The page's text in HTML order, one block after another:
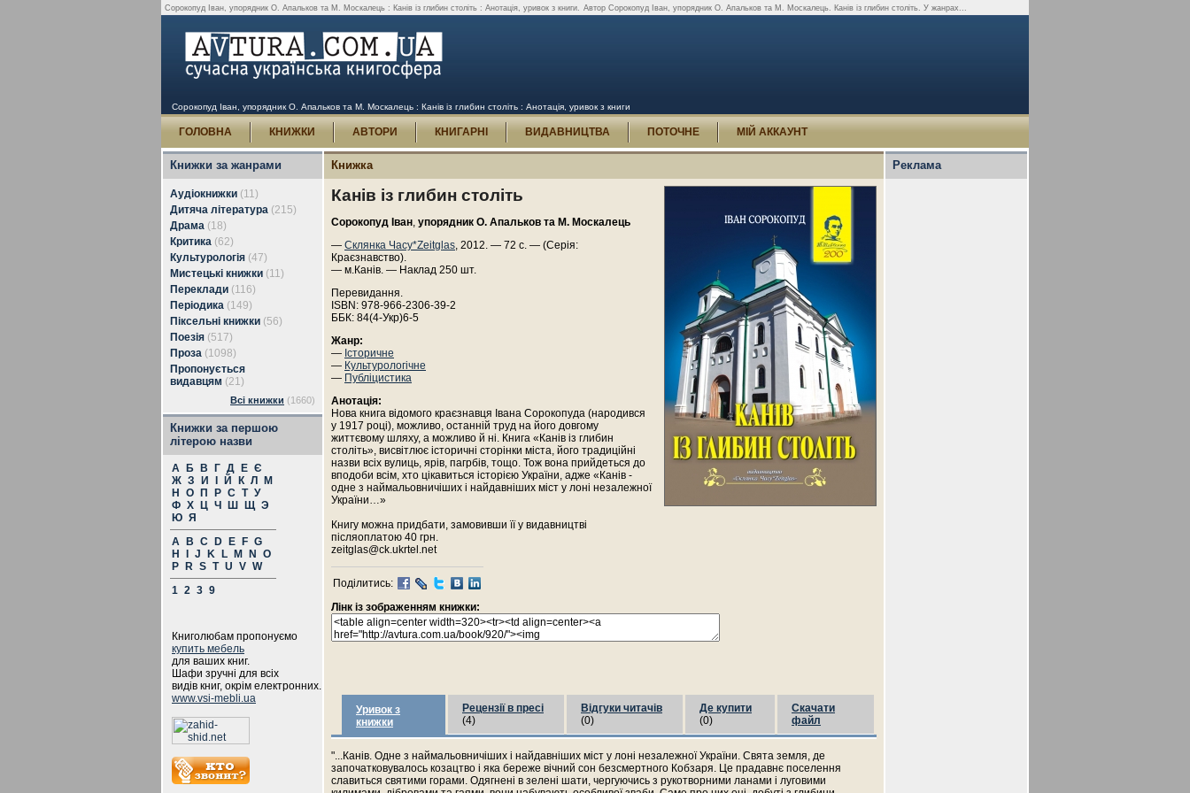
Сорокопуд Іван, упорядник О. Апальков та М. Москалець : Канів із глибин століть : Анотація, уривок з книги. Автор Сорокопуд Іван, упорядник О. Апальков та М. Москалець. Канів із глибин століть. У жанрах...
Сорокопуд Іван, упорядник О. Апальков та М. Москалець : Канів із глибин століть : Анотація, уривок з книги
ГОЛОВНА КНИЖКИ АВТОРИ КНИГАРНІ ВИДАВНИЦТВА ПОТОЧНЕ МІЙ АККАУНТ
Книжки за жанрами
Аудіокнижки (11)
Дитяча література (215)
Драма (18)
Критика (62)
Культурологія (47)
Мистецькі книжки (11)
Переклади (116)
Періодика (149)
Піксельні книжки (56)
Поезія (517)
Проза (1098)
Пропонується
видавцям (21)
Всі книжки (1660)
Книжки за першою
літерою назви
А Б В Г Д Е Є
Ж З И Й К Л
М
Н
О П Р С Т У
Ф Х Ц Ч Ш Щ Э
Ю Я
A
B C D E F G
H
J K L M N
O
P
R S T U V W
1 2 3 9
Книголюбам пропонуємо
купить мебель
для ваших книг.
Шафи зручні для всіх
видів книг, окрім електронних.
www.vsi-mebli.ua
Книжка
Канів із глибин століть
Сорокопуд Іван, упорядник О. Апальков та М. Москалець
— Склянка Часу*Zeitglas, 2012. — 72 с. — (Серія:
Краєзнавство).
— м.Канів. — Наклад 250 шт.
Перевидання.
ISBN: 978-966-2306-39-2
ББК: 84(4-Укр)6-5
Жанр:
— Історичне
— Культурологічне
— Публіцистика
Анотація:
Нова книга відомого краєзнавця Івана Сорокопуда (народився
у 1917 році), можливо, останній труд на його довгому
життєвому шляху, а можливо й ні. Книга «Канів із глибин
століть», висвітлює історичні сторінки міста, його традиційні
назви всіх вулиць, ярів, пагрбів, тощо. Тож вона прийдеться до
вподоби всім, хто цікавиться історією України, адже «Канів -
одне з наймальовничіших і найдавніших міст у лоні незалежної
України…»
Книгу можна придбати, замовивши її у видавництві
післяоплатою 40 грн.
zeitglas@ck.ukrtel.net
Поділитись:
Лінк із зображенням книжки:
Уривок з
книжки
Рецензії в пресі
(4)
Відгуки читачів
(0)
Де купити
(0)
Скачати
файл
"...Канів. Одне з наймальовничіших і найдавніших міст у лоні незалежної України. Свята земля, де
започатковувалось козацтво і яка береже вічний сон безсмертного Кобзаря. Це прадавнє поселення
славиться святими горами. Одягнені в зелені шати, чергуючись з рукотворними ланами і луговими
Реклама